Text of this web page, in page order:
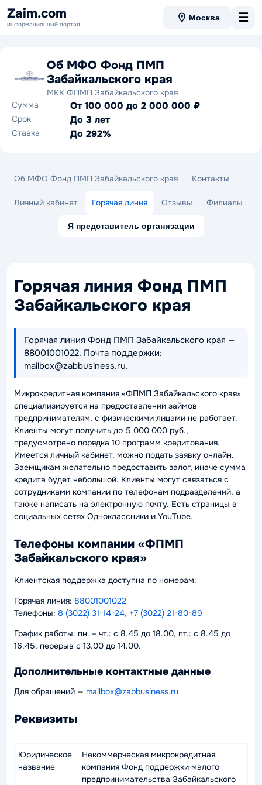
Zaim.com
информационный портал
Москва ☰
Об МФО Фонд ПМП
Забайкальского края
МКК ФПМП Забайкальского края
Сумма
От 100 000 до 2 000 000 ₽
Срок До 3 лет
Ставка До 292%
Об МФО Фонд ПМП Забайкальского края Контакты
Личный кабинет Горячая линия Отзывы Филиалы
Я представитель организации
Горячая линия Фонд ПМП
Забайкальского края
Горячая линия Фонд ПМП Забайкальского края —
88001001022. Почта поддержки:
mailbox@zabbusiness.ru.
Микрокредитная компания «ФПМП Забайкальского края»
специализируется на предоставлении займов
предпринимателям, с физическими лицами не работает.
Клиенты могут получить до 5 000 000 руб.,
предусмотрено порядка 10 программ кредитования.
Имеется личный кабинет, можно подать заявку онлайн.
Заемщикам желательно предоставить залог, иначе сумма
кредита будет небольшой. Клиенты могут связаться с
сотрудниками компании по телефонам подразделений, а
также написать на электронную почту. Есть страницы в
социальных сетях Одноклассники и YouTube.
Телефоны компании «ФПМП
Забайкальского края»
Клиентская поддержка доступна по номерам:
Горячая линия: 88001001022
Телефоны: 8 (3022) 31-14-24, +7 (3022) 21-80-89
График работы: пн. – чт.: с 8.45 до 18.00, пт.: с 8.45 до
16.45, перерыв с 13.00 до 14.00.
Дополнительные контактные данные
Для обращений — mailbox@zabbusiness.ru
Реквизиты
Юридическое
название
Некоммерческая микрокредитная
компания Фонд поддержки малого
предпринимательства Забайкальского